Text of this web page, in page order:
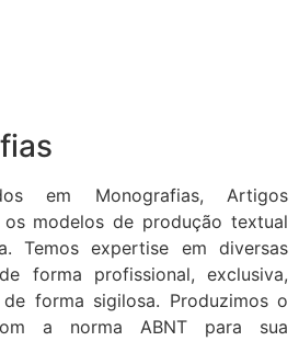
em Monografias, Artigos
modelos de produção textual
Temos expertise em diversas
forma profissional, exclusiva,
forma sigilosa. Produzimos o
a norma ABNT para sua